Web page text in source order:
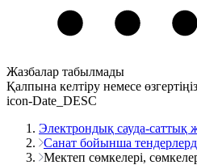
Жазбалар табылмады
Қалпына келтіру немесе өзгертіңіз
icon-Date_DESC
Электрондық сауда-саттық
Санат бойынша
Мектеп сөмкелері,